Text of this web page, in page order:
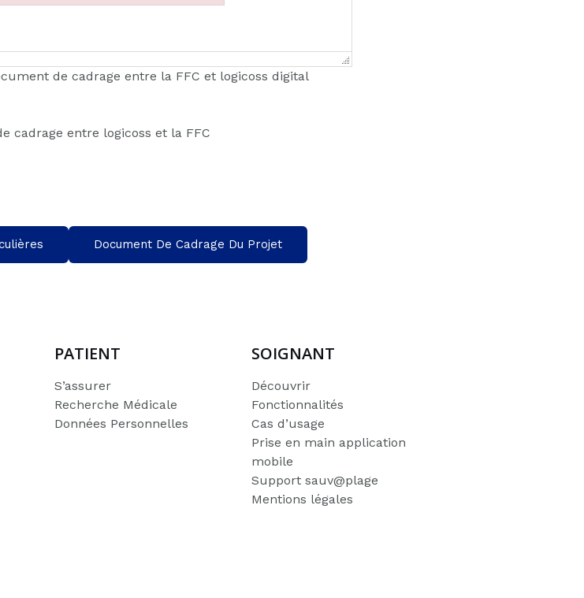
de cadrage entre la FFC et logicoss digital
cadrage entre logicoss et la FFC
Document De Cadrage Du Projet
PATIENT
S’assurer
Recherche Médicale
Données Personnelles
SOIGNANT
Découvrir
Fonctionnalités
Cas d’usage
Prise en main application
mobile
Support sauv@plage
Mentions légales